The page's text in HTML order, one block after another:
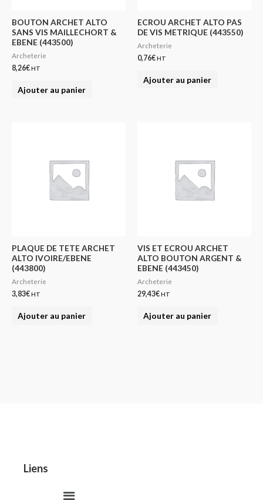
BOUTON ARCHET ALTO
SANS VIS MAILLECHORT &
EBENE (443500)
Archeterie
8,26€HT
Ajouter au panier
ECROU ARCHET ALTO PAS
DE VIS METRIQUE (443550)
Archeterie
0,76€HT
Ajouter au panier
PLAQUE DE TETE ARCHET
ALTO IVOIRE/EBENE
(443800)
Archeterie
3,83€HT
Ajouter au panier
VIS ET ECROU ARCHET
ALTO BOUTON ARGENT &
EBENE (443450)
Archeterie
29,43€HT
Ajouter au panier
Liens
Menu